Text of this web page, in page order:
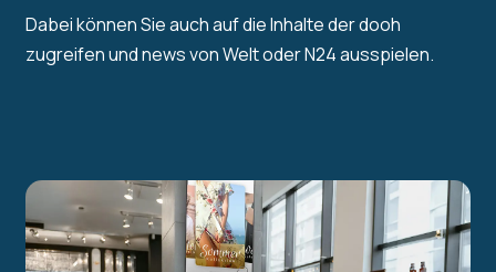
Dabei können Sie auch auf die Inhalte der dooh
zugreifen und news von Welt oder N24 ausspielen.